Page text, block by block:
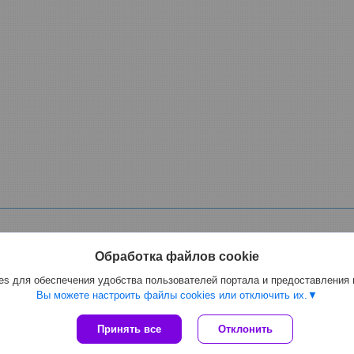
фекальный электрический, для спирта, масла мазута,
Сайт создан на платформе Deal.by
Политика обработки файлов cookies
Обработка файлов cookie
обеспечения удобства пользователей портала и предоставления
Вы можете настроить файлы cookies или отключить их.
Принять все Отклонить